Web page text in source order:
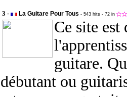
3 - La Guitare Pour Tous - 543 hits - 72 in
Ce site est
guitare.
débutant ou